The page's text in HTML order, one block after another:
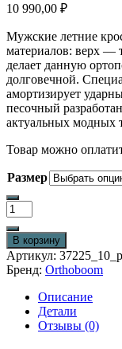
10 990,00 ₽
Мужские летние
материалов: верх —
делает данную
долговечной.
амортизирует
песочный
актуальных модных
Товар можно
Размер
Количество
товара
Кроссовки
37225-
10
песочный
В корзину
Артикул:
Бренд: Orthoboom
Описание
Детали
Отзывы (0)